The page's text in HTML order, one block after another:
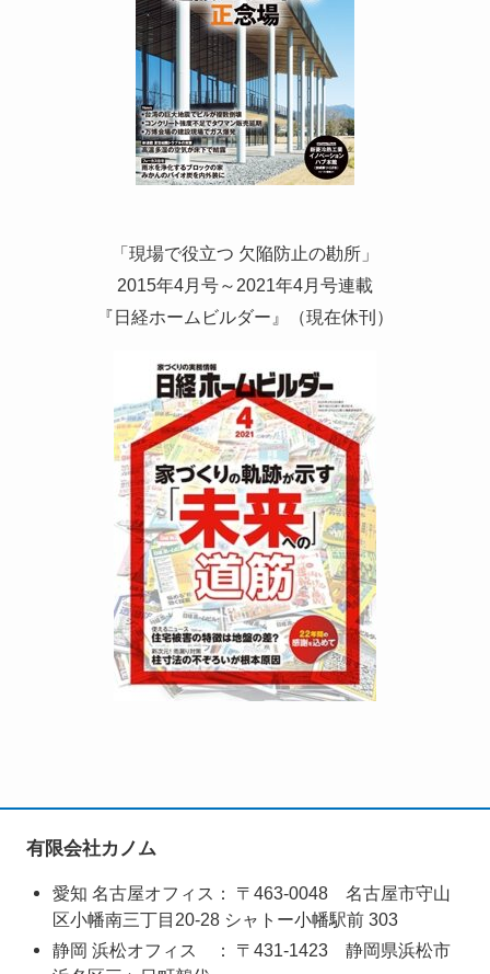
「現場で役立つ 欠陥防止の勘所」
2015年4月号～2021年4月号連載
『日経ホームビルダー』（現在休刊）
有限会社カノム
愛知 名古屋オフィス： 〒463-0048 名古屋市守山
区小幡南三丁目20-28 シャトー小幡駅前 303
静岡 浜松オフィス ： 〒431‑1423 静岡県浜松市